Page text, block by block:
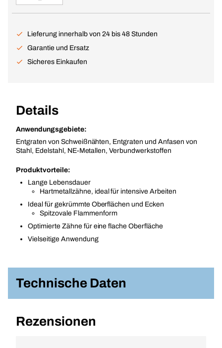
Lieferung innerhalb von 24 bis 48 Stunden
Garantie und Ersatz
Sicheres Einkaufen
Details
Anwendungsgebiete:
Entgraten von Schweißnähten, Entgraten und Anfasen von
Stahl, Edelstahl, NE-Metallen, Verbundwerkstoffen
Produktvorteile:
Lange Lebensdauer
Hartmetallzähne, ideal für intensive Arbeiten
Ideal für gekrümmte Oberflächen und Ecken
Spitzovale Flammenform
Optimierte Zähne für eine flache Oberfläche
Vielseitige Anwendung
Technische Daten
Rezensionen